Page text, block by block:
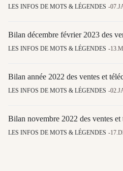
LES INFOS DE MOTS & LÉGENDES
Bilan décembre février 2023 des
LES INFOS DE MOTS & LÉGENDES
Bilan année 2022 des ventes et
LES INFOS DE MOTS & LÉGENDES
Bilan novembre 2022 des ventes et
LES INFOS DE MOTS & LÉGENDES